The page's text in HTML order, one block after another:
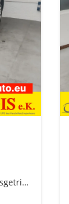
Doppelkupplungsgetriebe (DSG)